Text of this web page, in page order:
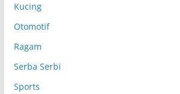
Kucing
Otomotif
Ragam
Serba Serbi
Sports